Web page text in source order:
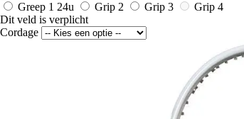
Greep 1 24u Grip 2 Grip 3
Grip 4
Dit veld is verplicht
Cordage